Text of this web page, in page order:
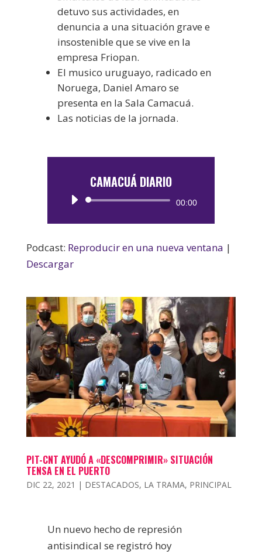
detuvo sus actividades, en
denuncia a una situación grave e
insostenible que se vive en la
empresa Friopan.
El musico uruguayo, radicado en
Noruega, Daniel Amaro se
presenta en la Sala Camacuá.
Las noticias de la jornada.
CAMACUÁ DIARIO
Reproductor
00:00
Podcast: Reproducir en una nueva ventana |
Descargar
PIT-CNT AYUDÓ A «DESCOMPRIMIR» SITUACIÓN
TENSA EN EL PUERTO
DIC 22, 2021 | DESTACADOS, LA TRAMA, PRINCIPAL
Un nuevo hecho de represión
antisindical se registró hoy